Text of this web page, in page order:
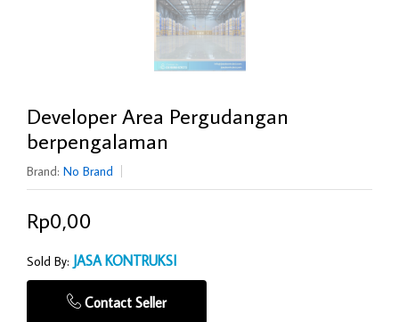
Developer Area Pergudangan
berpengalaman
Brand: No Brand
Rp0,00
Sold By: JASA KONTRUKSI
Contact Seller